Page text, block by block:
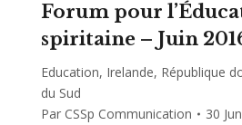
Forum pour
spiritaine – Juin
Education, Irelande, République
du Sud
Par CSSp Communication
30